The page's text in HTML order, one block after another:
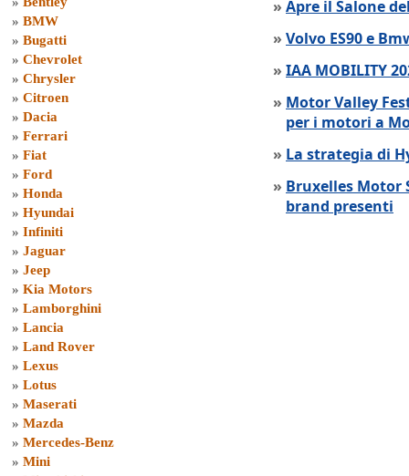
» BMW
» Bugatti
» Chevrolet
» Chrysler
» Citroen
» Dacia
» Ferrari
» Fiat
» Ford
» Honda
» Hyundai
» Infiniti
» Jaguar
» Jeep
» Kia Motors
» Lamborghini
» Lancia
» Land Rover
» Lexus
» Lotus
» Maserati
» Mazda
» Mercedes-Benz
» Mini
» Apre il Salone
» Volvo ES90 e
» IAA MOBILITY
» Motor Valley
per i motori a
» La strategia di
» Bruxelles Motor
brand presenti